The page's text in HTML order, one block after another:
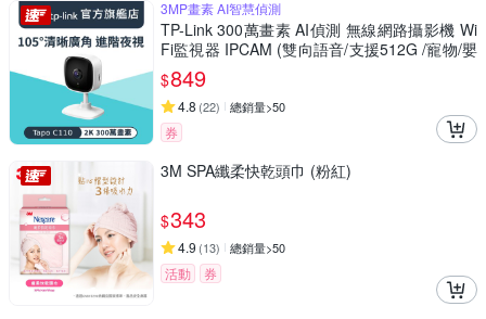
3MP畫素 AI智慧偵測
TP-Link 300萬畫素 AI偵測 無線網路攝影機 Wi
Fi監視器 IPCAM (雙向語音/支援512G /寵物/嬰
兒/長輩/Tapo C110
$849
4.8 (22) 總銷量>50
券
3M SPA纖柔快乾頭巾 (粉紅)
$343
4.9 (13) 總銷量>50
活動 券